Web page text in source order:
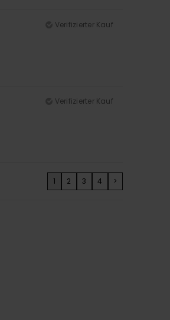
Verifizierter Kauf
Verifizierter Kauf
1 2 3 4 >